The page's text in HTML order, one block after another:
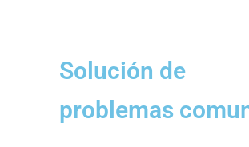
Solución de
problemas